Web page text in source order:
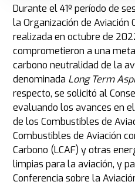
Durante el 41º período de
la Organización de Aviación
realizada en octubre de
comprometieron a una
carbono neutralidad de la
denominada Long Term
respecto, se solicitó al
evaluando los avances en
de los Combustibles de
Combustibles de Aviación
Carbono (LCAF) y otras
limpias para la aviación, y
Conferencia sobre la